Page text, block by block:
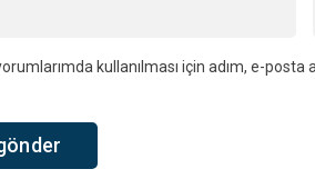
kullanılması için adım, e-